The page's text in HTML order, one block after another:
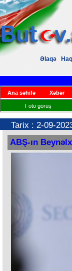
Əlaqə
Ana səhifə Xəbər
Foto görüş
Tarix : 2-09-
ABŞ-ın